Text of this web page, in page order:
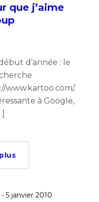
que j’aime
d’année : le
www.kartoo.com/.
à Google,
- 5 janvier 2010